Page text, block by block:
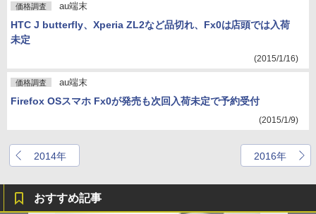
価格調査 au端末
HTC J butterfly、Xperia ZL2など品切れ、Fx0は店頭では入荷
未定
(2015/1/16)
価格調査 au端末
Firefox OSスマホ Fx0が発売も次回入荷未定で予約受付
(2015/1/9)
2014年 2016年
おすすめ記事